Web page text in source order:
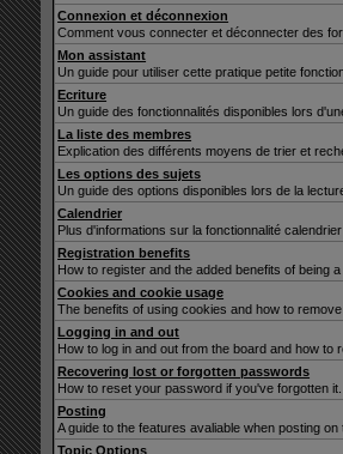
Connexion et déconnexion
Comment vous connecter et déconnecter des
Mon assistant
Un guide pour utiliser cette pratique petite
Ecriture
Un guide des fonctionnalités disponibles lors
La liste des membres
Explication des différents moyens de trier et
Les options des sujets
Un guide des options disponibles lors de la
Calendrier
Plus d'informations sur la fonctionnalité
Registration benefits
How to register and the added benefits of being
Cookies and cookie usage
The benefits of using cookies and how to
Logging in and out
How to log in and out from the board and how
Recovering lost or forgotten passwords
How to reset your password if you've forgotten it.
Posting
A guide to the features avaliable when posting on
Topic Options